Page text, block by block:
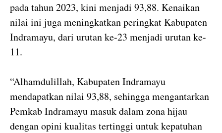
pada tahun 2023, kini menjadi 93,88. Kenaikan
nilai ini juga meningkatkan peringkat Kabupaten
Indramayu, dari urutan ke-23 menjadi urutan ke-
11.
“Alhamdulillah, Kabupaten Indramayu
mendapatkan nilai 93,88, sehingga mengantarkan
Pemkab Indramayu masuk dalam zona hijau
dengan opini kualitas tertinggi untuk kepatuhan